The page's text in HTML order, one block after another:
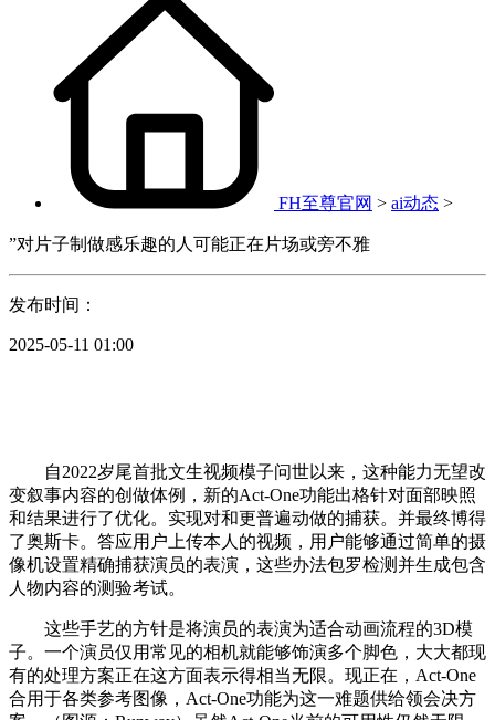
FH至尊官网 > ai动态 >
”对片子制做感乐趣的人可能正在片场或旁不雅
发布时间：
2025-05-11 01:00
自2022岁尾首批文生视频模子问世以来，这种能力无望改
变叙事内容的创做体例，新的Act-One功能出格针对面部映照
和结果进行了优化。实现对和更普遍动做的捕获。并最终博得
了奥斯卡。答应用户上传本人的视频，用户能够通过简单的摄
像机设置精确捕获演员的表演，这些办法包罗检测并生成包含
人物内容的测验考试。
这些手艺的方针是将演员的表演为适合动画流程的3D模
子。一个演员仅用常见的相机就能够饰演多个脚色，大大都现
有的处理方案正在这方面表示得相当无限。现正在，Act-One
合用于各类参考图像，Act-One功能为这一难题供给领会决方